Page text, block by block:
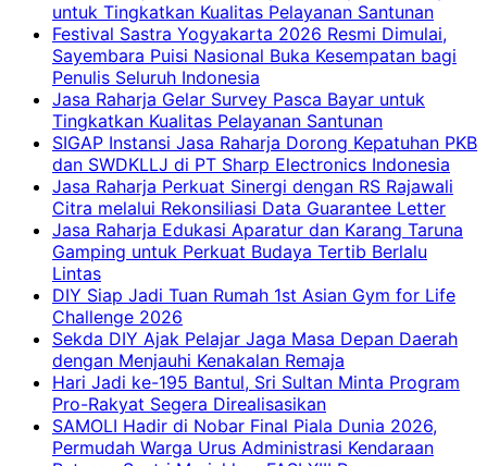
untuk Tingkatkan Kualitas Pelayanan Santunan
Festival Sastra Yogyakarta 2026 Resmi Dimulai,
Sayembara Puisi Nasional Buka Kesempatan bagi
Penulis Seluruh Indonesia
Jasa Raharja Gelar Survey Pasca Bayar untuk
Tingkatkan Kualitas Pelayanan Santunan
SIGAP Instansi Jasa Raharja Dorong Kepatuhan PKB
dan SWDKLLJ di PT Sharp Electronics Indonesia
Jasa Raharja Perkuat Sinergi dengan RS Rajawali
Citra melalui Rekonsiliasi Data Guarantee Letter
Jasa Raharja Edukasi Aparatur dan Karang Taruna
Gamping untuk Perkuat Budaya Tertib Berlalu
Lintas
DIY Siap Jadi Tuan Rumah 1st Asian Gym for Life
Challenge 2026
Sekda DIY Ajak Pelajar Jaga Masa Depan Daerah
dengan Menjauhi Kenakalan Remaja
Hari Jadi ke-195 Bantul, Sri Sultan Minta Program
Pro-Rakyat Segera Direalisasikan
SAMOLI Hadir di Nobar Final Piala Dunia 2026,
Permudah Warga Urus Administrasi Kendaraan